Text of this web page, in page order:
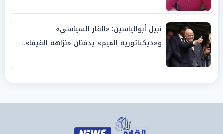
نبيل أبوالياسين: «الفار السياسي»
و«ديكتاتورية الميم» يدفنان «نزاهة الفيفا»..